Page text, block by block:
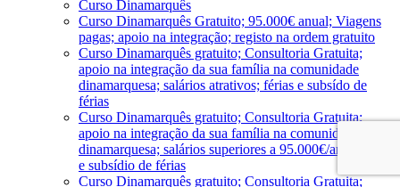
Curso Dinamarquês
Curso Dinamarquês Gratuito; 95.000€ anual; Viagens
pagas; apoio na integração; registo na ordem gratuito
Curso Dinamarquês gratuito; Consultoria Gratuita;
apoio na integração da sua família na comunidade
dinamarquesa; salários atrativos; férias e subsído de
férias
Curso Dinamarquês gratuito; Consultoria Gratuita;
apoio na integração da sua família na comunidade
dinamarquesa; salários superiores a 95.000€/ano; férias
e subsídio de férias
Curso Dinamarquês gratuito; Consultoria Gratuita;